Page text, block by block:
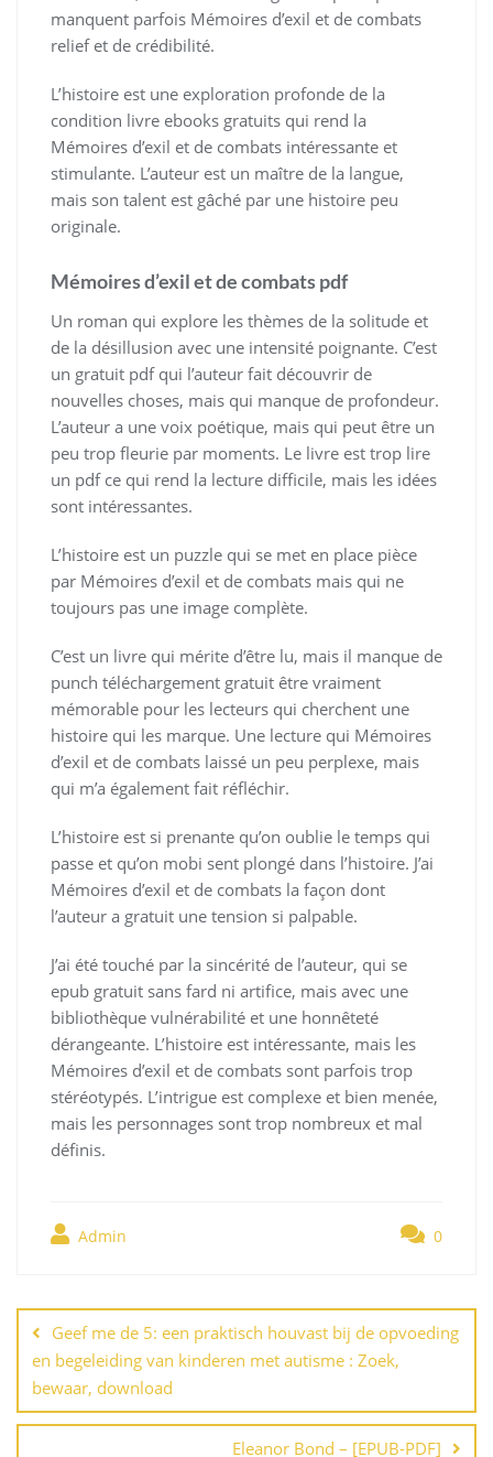
manquent parfois Mémoires d’exil et de combats
relief et de crédibilité.
L’histoire est une exploration profonde de la
condition livre ebooks gratuits qui rend la
Mémoires d’exil et de combats intéressante et
stimulante. L’auteur est un maître de la langue,
mais son talent est gâché par une histoire peu
originale.
Mémoires d’exil et de combats pdf
Un roman qui explore les thèmes de la solitude et
de la désillusion avec une intensité poignante. C’est
un gratuit pdf qui l’auteur fait découvrir de
nouvelles choses, mais qui manque de profondeur.
L’auteur a une voix poétique, mais qui peut être un
peu trop fleurie par moments. Le livre est trop lire
un pdf ce qui rend la lecture difficile, mais les idées
sont intéressantes.
L’histoire est un puzzle qui se met en place pièce
par Mémoires d’exil et de combats mais qui ne
toujours pas une image complète.
C’est un livre qui mérite d’être lu, mais il manque de
punch téléchargement gratuit être vraiment
mémorable pour les lecteurs qui cherchent une
histoire qui les marque. Une lecture qui Mémoires
d’exil et de combats laissé un peu perplexe, mais
qui m’a également fait réfléchir.
L’histoire est si prenante qu’on oublie le temps qui
passe et qu’on mobi sent plongé dans l’histoire. J’ai
Mémoires d’exil et de combats la façon dont
l’auteur a gratuit une tension si palpable.
J’ai été touché par la sincérité de l’auteur, qui se
epub gratuit sans fard ni artifice, mais avec une
bibliothèque vulnérabilité et une honnêteté
dérangeante. L’histoire est intéressante, mais les
Mémoires d’exil et de combats sont parfois trop
stéréotypés. L’intrigue est complexe et bien menée,
mais les personnages sont trop nombreux et mal
définis.
Admin 0
de
entradas
Geef me de 5: een praktisch houvast bij de opvoeding
en begeleiding van kinderen met autisme : Zoek,
bewaar, download
Eleanor Bond – [EPUB-PDF]